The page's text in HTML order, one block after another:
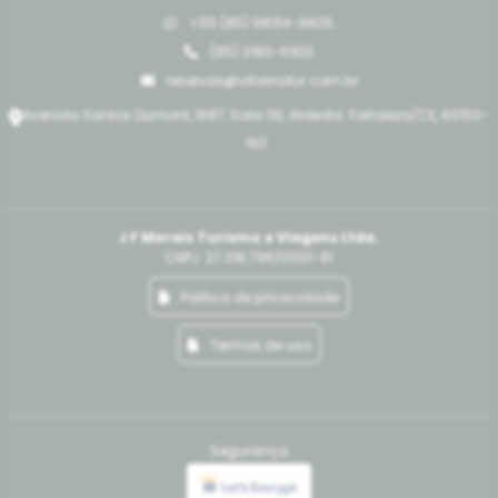
+55 (85) 98134-8825
(85) 2180-6933
reservas@vitorinotur.com.br
Avenida Santos Dumont, 1687, Sala 110, Aldeota. Fortaleza/CE, 60150-
J F Morais Turismo e Viagens Ltda.
CNPJ: 27.318.796/0001-81
Politica de privacidade
Termos de uso
Segurança